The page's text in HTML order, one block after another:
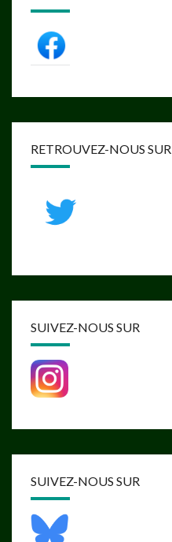
RETROUVEZ-NOUS SUR
SUIVEZ-NOUS SUR
SUIVEZ-NOUS SUR